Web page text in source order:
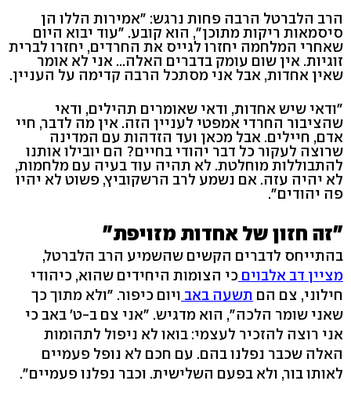
הרב הלברטל הרבה פחות נרגש: "אמירות הללו הן
סיסמאות ריקות מתוכן", הוא קובע. "עוד יבוא היום
שאחרי המלחמה יחזרו לגייס את החרדים, יחזרו לברית
זוגיות. אין שום עומק בדברים האלה... אני לא אומר
שאין אחדות, אבל אני מסתכל הרבה קדימה על העניין.
"ודאי שיש אחדות, ודאי שאומרים תהילים, ודאי
שהציבור החרדי אמפטי לעניין הזה. אין מה לדבר, חיי
אדם, חיילים. אבל מכאן ועד הזדהות עם המדינה
שרוצה לעקור כל דבר יהודי בחיים? הם יובילו אותנו
להתבוללות מוחלטת. לא תהיה עוד בעיה עם מלחמות,
לא יהיה עזה. אם נשמע לרב הרשקוביץ, פשוט לא יהיו
פה יהודים".
"זה חזון של אחדות מזויפת"
בהתייחס לדברים הקשים שהשמיע הרב הלברטל,
מציין דב אלבוים כי הצומות היחידים שהוא, כיהודי
חילוני, צם הם תשעה באב ויום כיפור. "ולא מתוך כך
שאני שומר הלכה", הוא מדגיש. "אני צם ב-ט' באב כי
אני רוצה להזכיר לעצמי: בואו לא ניפול לתהומות
האלה שכבר נפלנו בהם. עם חכם לא נופל פעמיים
לאותו בור, ולא בפעם השלישית. וכבר נפלנו פעמיים".